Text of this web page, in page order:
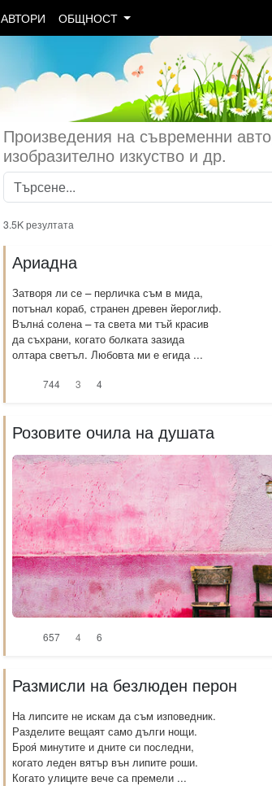
АВТОРИ ОБЩНОСТ
Произведения на съвременни
изобразително изкуство и др.
3.5K резултата
Ариадна
Затворя ли се – перличка съм в мида,
потънал кораб, странен древен йероглиф.
Вълна́ солена – та света ми тъй красив
да съхрани, когато болката зазида
олтара светъл. Любовта ми е егида ...
744
3 4
Розовите очила на душата
657 4 6
Размисли на безлюден перон
На липсите не искам да съм изповедник.
Разделите вещаят само дълги нощи.
Броя́ минутите и дните си последни,
когато леден вятър вън липите роши.
Когато улиците вече са премели ...